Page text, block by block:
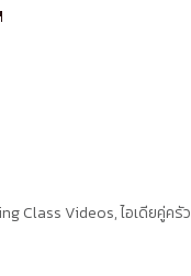
Class Videos,ไอเดียคู่ครัว